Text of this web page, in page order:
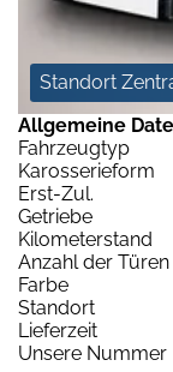
Standort
Allgemeine
Fahrzeugtyp
Karosserieform
Erst-Zul.
Getriebe
Kilometerstand
Anzahl der Türen
Farbe
Standort
Lieferzeit
Unsere Nummer